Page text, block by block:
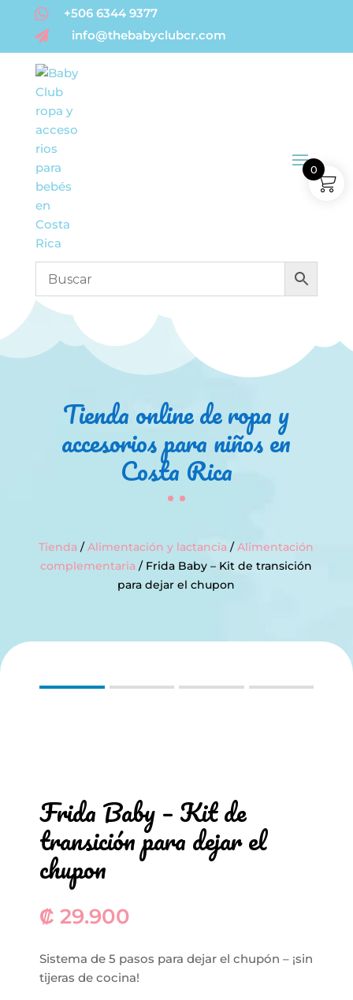
 +506 6344 9377
 info@thebabyclubcr.com
Tienda online de ropa y
accesorios para niños en
Costa Rica
Tienda /Alimentación y lactancia /Alimentación
complementaria / Frida Baby – Kit de transición
para dejar el chupon
Frida Baby – Kit de
transición para dejar el
chupon
₡ 29.900
Sistema de 5 pasos para dejar el chupón – ¡sin
tijeras de cocina!
0